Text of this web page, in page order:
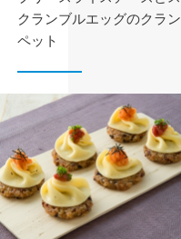
クランブルエッグのクラン
ペット